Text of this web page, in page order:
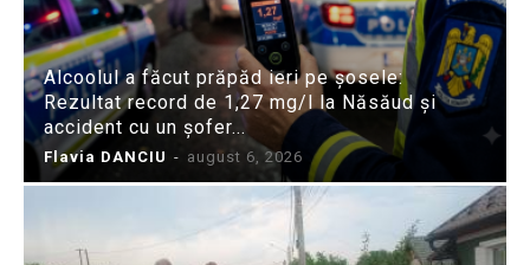
Alcoolul a făcut prăpăd ieri pe șosele:
Rezultat record de 1,27 mg/l la Năsăud și
accident cu un șofer...
Flavia DANCIU - august 6, 2026